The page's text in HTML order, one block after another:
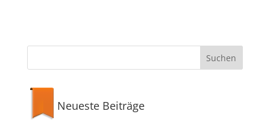
Neueste Beiträge